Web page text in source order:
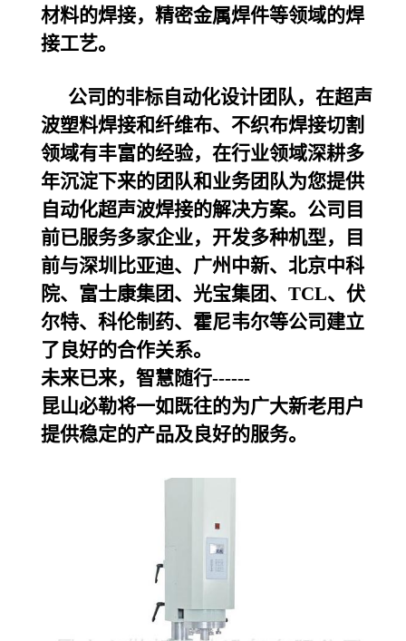
材料的焊接，精密金属焊件等领域的焊
接工艺。
公司的非标自动化设计团队，在超声
波塑料焊接和纤维布、不织布焊接切割
领域有丰富的经验，在行业领域深耕多
年沉淀下来的团队和业务团队为您提供
自动化超声波焊接的解决方案。公司目
前已服务多家企业，开发多种机型，目
前与深圳比亚迪、广州中新、北京中科
院、富士康集团、光宝集团、TCL、伏
尔特、科伦制药、霍尼韦尔等公司建立
了良好的合作关系。
未来已来，智慧随行------
昆山必勒将一如既往的为广大新老用户
提供稳定的产品及良好的服务。